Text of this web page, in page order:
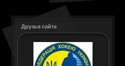
Друзья сайта